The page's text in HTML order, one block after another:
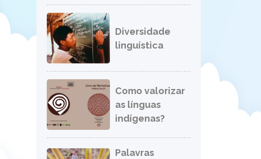
Diversidade
linguística
Como valorizar
as línguas
indígenas?
Palavras